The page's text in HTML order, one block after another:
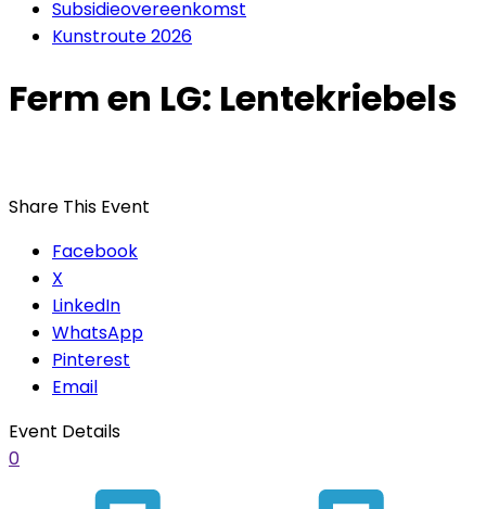
Subsidieovereenkomst
Kunstroute 2026
Ferm en LG: Lentekriebels
Share This Event
Facebook
X
LinkedIn
WhatsApp
Pinterest
Email
Event Details
0